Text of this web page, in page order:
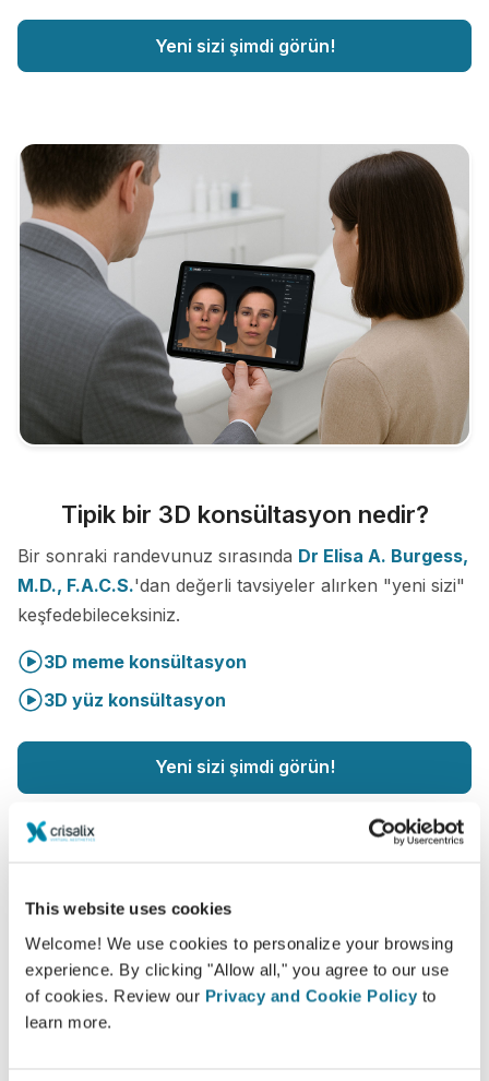
This website uses cookies
Welcome! We use cookies to personalize your browsing
experience. By clicking "Allow all," you agree to our use
of cookies. Review our Privacy and Cookie Policy to
learn more.
Yeni sizi şimdi görün!
Tipik bir 3D konsültasyon nedir?
Bir sonraki randevunuz sırasında Dr Elisa A. Burgess,
M.D., F.A.C.S.'dan değerli tavsiyeler alırken "yeni sizi"
keşfedebileceksiniz.
3D meme konsültasyon
3D yüz konsültasyon
Yeni sizi şimdi görün!
Hasta bakımı seviyesini artırın
Crisalix, doktorlar ve hastalar arasındaki iletişimi
geliştirmeyi amaçlayan yenilikçi bir araçtır. Birbirine